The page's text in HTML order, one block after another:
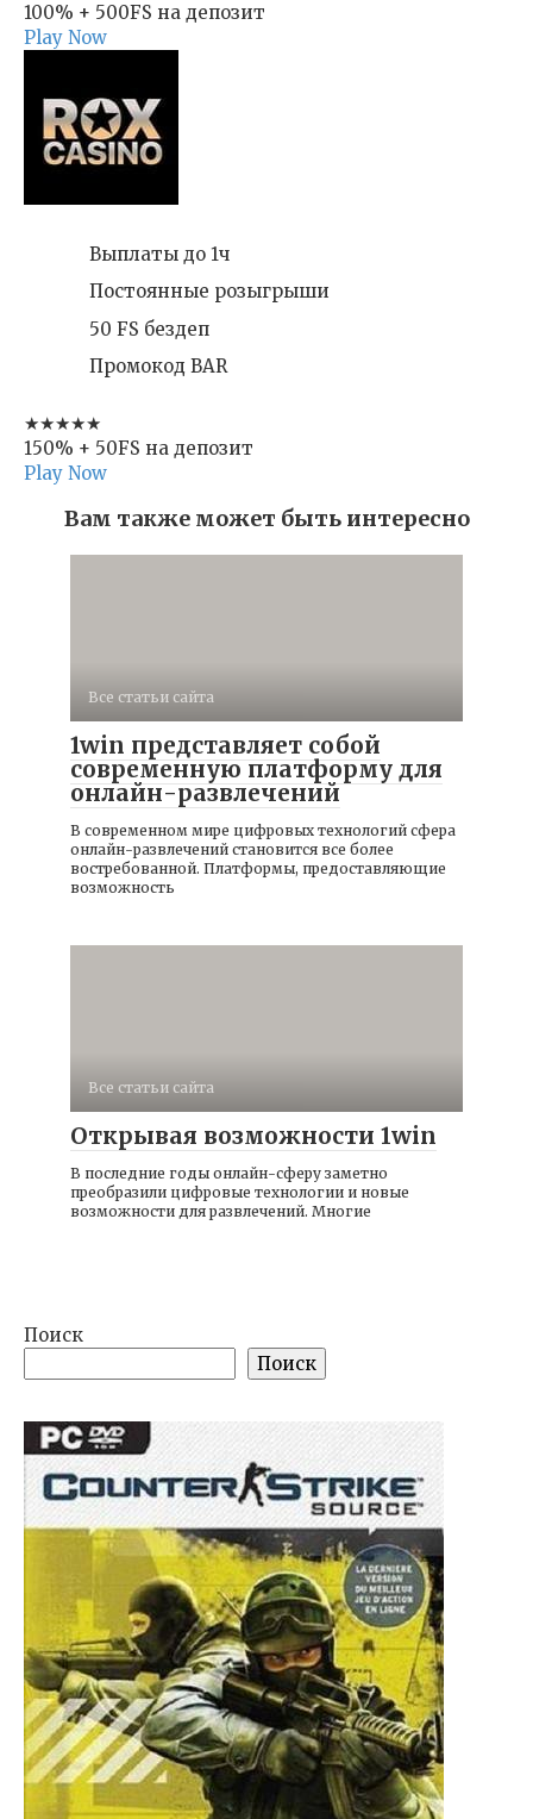
100% + 500FS на депозит
Play Now
Выплаты до 1ч
Постоянные розыгрыши
50 FS бездеп
Промокод BAR
★★★★★
150% + 50FS на депозит
Play Now
Вам также может быть интересно
Все статьи сайта
1win представляет собой
современную платформу для
онлайн-развлечений
В современном мире цифровых технологий сфера
онлайн-развлечений становится все более
востребованной. Платформы, предоставляющие
возможность
Все статьи сайта
Открывая возможности 1win
В последние годы онлайн-сферу заметно
преобразили цифровые технологии и новые
возможности для развлечений. Многие
Поиск
Поиск